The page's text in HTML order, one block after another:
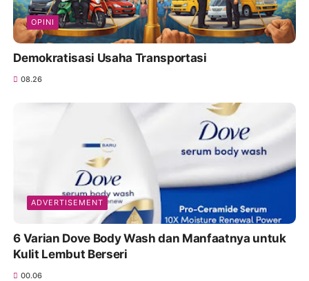
OPINI
Demokratisasi Usaha Transportasi
08.26
ADVERTISEMENT
6 Varian Dove Body Wash dan Manfaatnya untuk
Kulit Lembut Berseri
00.06